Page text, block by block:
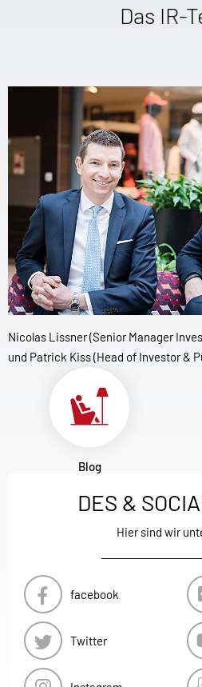
Das IR-
Nicolas Lissner (Senior Manager
und Patrick Kiss (Head of Investor &
Blog
DES &
Hier sind wir
facebook
Twitter